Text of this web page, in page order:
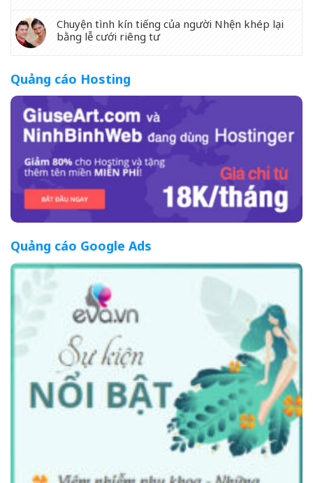
Chuyện tình kín tiếng của người Nhện khép lại
bằng lễ cưới riêng tư
Quảng cáo Hosting
Quảng cáo Google Ads